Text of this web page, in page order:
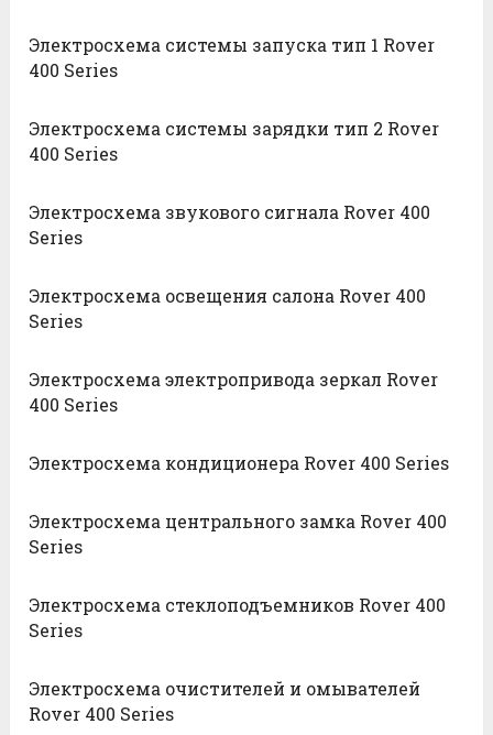
Электросхема системы запуска тип 1 Rover
400 Series
Электросхема системы зарядки тип 2 Rover
400 Series
Электросхема звукового сигнала Rover 400
Series
Электросхема освещения салона Rover 400
Series
Электросхема электропривода зеркал Rover
400 Series
Электросхема кондиционера Rover 400 Series
Электросхема центрального замка Rover 400
Series
Электросхема стеклоподъемников Rover 400
Series
Электросхема очистителей и омывателей
Rover 400 Series